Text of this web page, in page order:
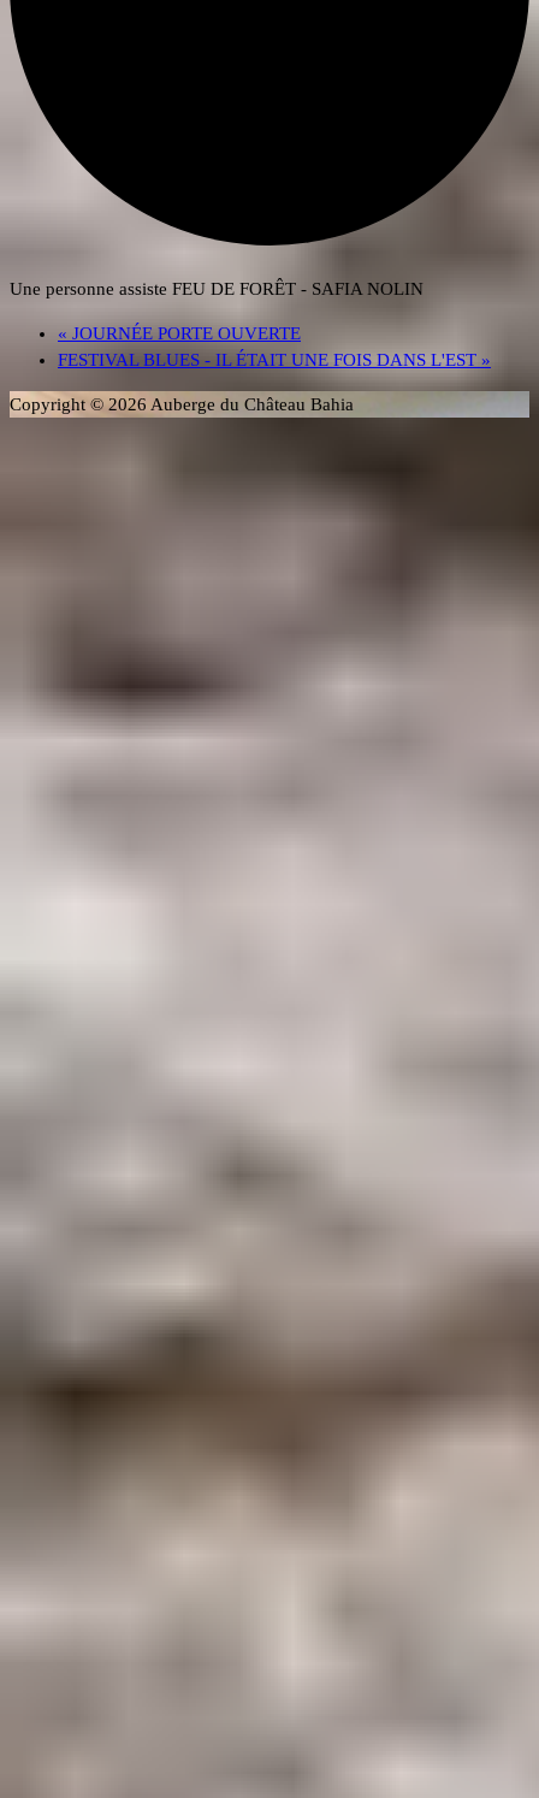
Une personne assiste FEU DE FORÊT - SAFIA NOLIN
« JOURNÉE PORTE OUVERTE
FESTIVAL BLUES - IL ÉTAIT UNE FOIS DANS L'EST »
Copyright © 2026 Auberge du Château Bahia